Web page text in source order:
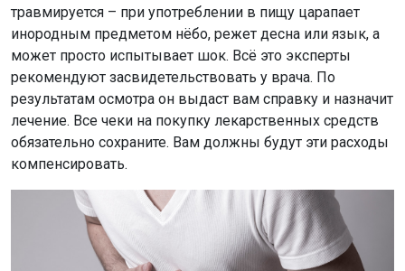
травмируется – при употреблении в пищу царапает
инородным предметом нёбо, режет десна или язык, а
может просто испытывает шок. Всё это эксперты
рекомендуют засвидетельствовать у врача. По
результатам осмотра он выдаст вам справку и назначит
лечение. Все чеки на покупку лекарственных средств
обязательно сохраните. Вам должны будут эти расходы
компенсировать.